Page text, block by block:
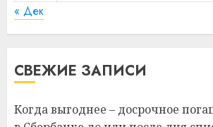
« Дек
СВЕЖИЕ ЗАПИСИ
Когда выгоднее – досрочное